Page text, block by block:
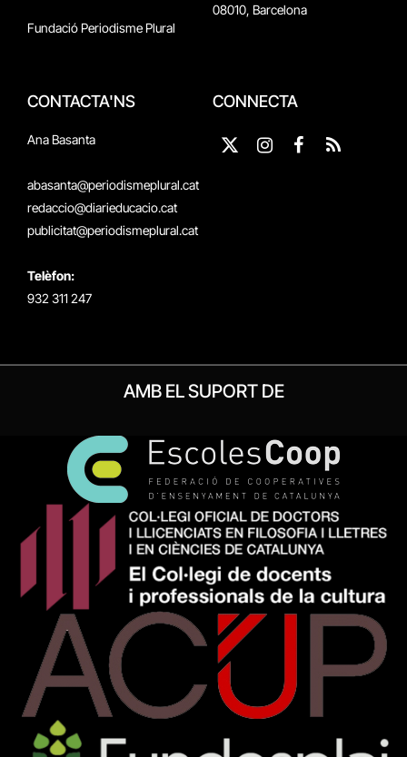
Fundació Periodisme Plural
08010, Barcelona
CONTACTA'NS
Ana Basanta
abasanta@periodismeplural.cat
redaccio@diarieducacio.cat
publicitat@periodismeplural.cat
Telèfon:
932 311 247
CONNECTA
X
InstagramFacebook
RSS
AMB EL SUPORT DE